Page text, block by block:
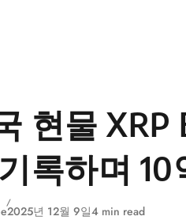
현물 XRP
록하며
2025년 12월 9일4 min read